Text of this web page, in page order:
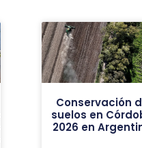
Conservación
suelos en
2026 en